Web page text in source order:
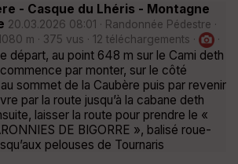
- Casque du Lhéris - Montagne
20.03.2026 08:01 · Randonnée Pédestre ·
m · 375 vus · 12 téléchargements ·
·
départ, au point 648 m sur le Cami deth
par monter, sur le côté
sommet de la Caubère puis par revenir
par la route jusqu’à la cabane deth
laisser la route pour prendre le «
DE BIGORRE », balisé roue-
pelouses de Tournaris